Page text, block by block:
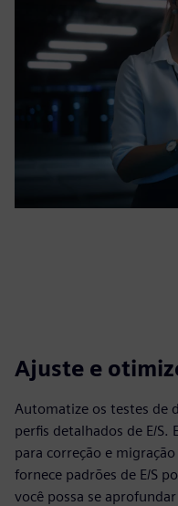
Ajuste e
Automatize os testes de
perfis detalhados de E/S.
para correção e
fornece padrões de E/S
você possa se